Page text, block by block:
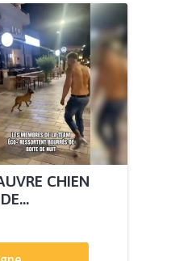
CHIEN